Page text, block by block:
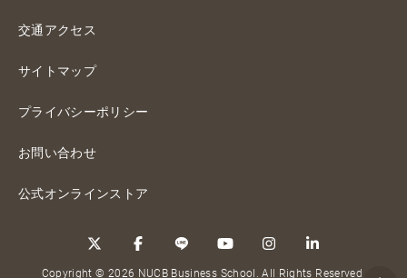
交通アクセス
サイトマップ
プライバシーポリシー
お問い合わせ
公式オンラインストア
Copyright © 2026 NUCB Business School. All Rights Reserved.